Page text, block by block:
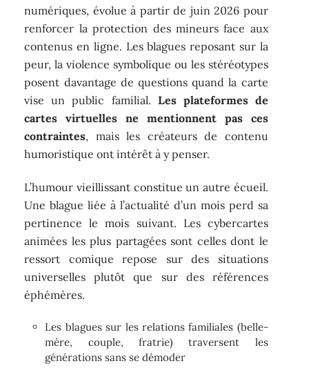
numériques, évolue à partir de juin 2026 pour
renforcer la protection des mineurs face aux
contenus en ligne. Les blagues reposant sur la
peur, la violence symbolique ou les stéréotypes
posent davantage de questions quand la carte
vise un public familial. Les plateformes de
cartes virtuelles ne mentionnent pas ces
contraintes, mais les créateurs de contenu
humoristique ont intérêt à y penser.
L’humour vieillissant constitue un autre écueil.
Une blague liée à l’actualité d’un mois perd sa
pertinence le mois suivant. Les cybercartes
animées les plus partagées sont celles dont le
ressort comique repose sur des situations
universelles plutôt que sur des références
éphémères.
Les blagues sur les relations familiales (belle-
mère, couple, fratrie) traversent les
générations sans se démoder